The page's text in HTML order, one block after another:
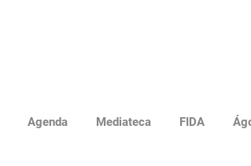
Agenda Mediateca FIDA